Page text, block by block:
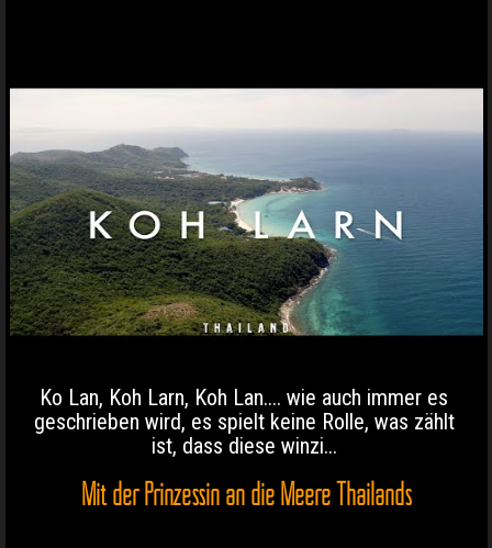
Ko Lan, Koh Larn, Koh Lan.... wie auch immer es
geschrieben wird, es spielt keine Rolle, was zählt
ist, dass diese winzi...
Mit der Prinzessin an die Meere Thailands